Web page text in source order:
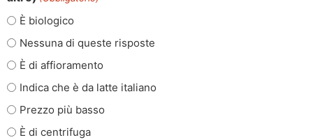
È biologico
Nessuna di queste risposte
È di affioramento
Indica che è da latte italiano
Prezzo più basso
È di centrifuga